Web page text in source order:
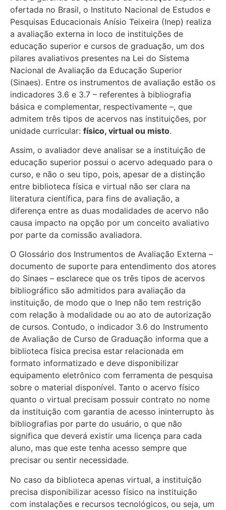
ofertada no Brasil, o Instituto Nacional de Estudos e
Pesquisas Educacionais Anísio Teixeira (Inep) realiza
a avaliação externa in loco de instituições de
educação superior e cursos de graduação, um dos
pilares avaliativos presentes na Lei do Sistema
Nacional de Avaliação da Educação Superior
(Sinaes). Entre os instrumentos de avaliação estão os
indicadores 3.6 e 3.7 – referentes à bibliografia
básica e complementar, respectivamente –, que
admitem três tipos de acervos nas instituições, por
unidade curricular: físico, virtual ou misto.
Assim, o avaliador deve analisar se a instituição de
educação superior possui o acervo adequado para o
curso, e não o seu tipo, pois, apesar de a distinção
entre biblioteca física e virtual não ser clara na
literatura científica, para fins de avaliação, a
diferença entre as duas modalidades de acervo não
causa impacto na opção por um conceito avaliativo
por parte da comissão avaliadora.
O Glossário dos Instrumentos de Avaliação Externa –
documento de suporte para entendimento dos atores
do Sinaes – esclarece que os três tipos de acervos
bibliográfico são admitidos para avaliação da
instituição, de modo que o Inep não tem restrição
com relação à modalidade ou ao ato de autorização
de cursos. Contudo, o indicador 3.6 do Instrumento
de Avaliação de Curso de Graduação informa que a
biblioteca física precisa estar relacionada em
formato informatizado e deve disponibilizar
equipamento eletrônico com ferramenta de pesquisa
sobre o material disponível. Tanto o acervo físico
quanto o virtual precisam possuir contrato no nome
da instituição com garantia de acesso ininterrupto às
bibliografias por parte do usuário, o que não
significa que deverá existir uma licença para cada
aluno, mas que este tenha acesso sempre que
precisar ou sentir necessidade.
No caso da biblioteca apenas virtual, a instituição
precisa disponibilizar acesso físico na instituição
com instalações e recursos tecnológicos, ou seja, um